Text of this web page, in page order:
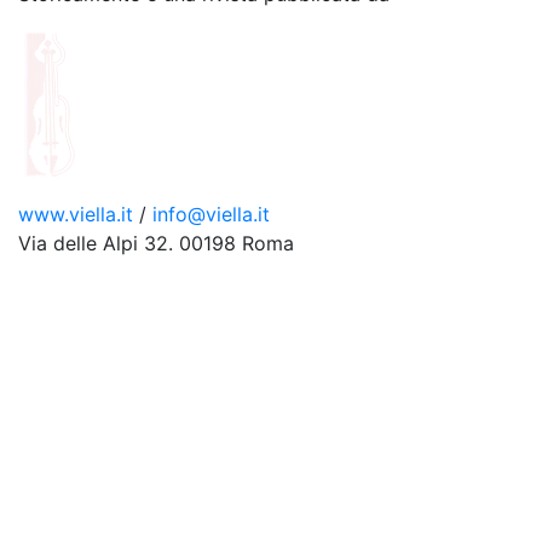
www.viella.it / info@viella.it
Via delle Alpi 32. 00198 Roma